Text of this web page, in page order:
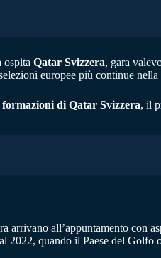
ospita Qatar Svizzera, gara
europee più continue nella
di Qatar Svizzera, il
all’appuntamento con
quando il Paese del